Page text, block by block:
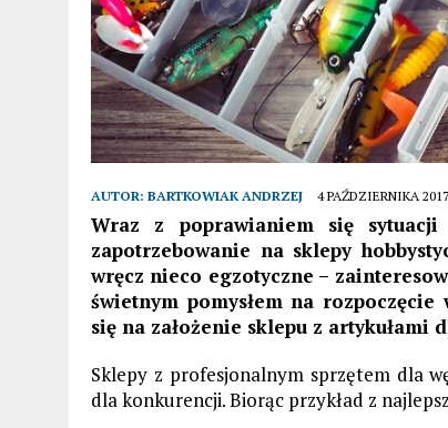
AUTOR: BARTKOWIAK ANDRZEJ 4 PAŹDZIERNIKA 2017
Wraz z poprawianiem się sytuacji
zapotrzebowanie na sklepy
wręcz nieco egzotyczne –
świetnym pomysłem na
się na założenie sklepu z artykułami
Sklepy z profesjonalnym sprzętem dla
dla konkurencji. Biorąc przykład z